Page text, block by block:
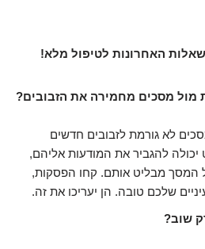
האחרונות לטיפול מלא!
מסכים מחמירה את הזבובים?
לא גורמת לזבובים חדשים
להגביר את המודעות אליהם,
המסך מבליט אותם. קחו הפסקות,
שלכם טובה. הן יעריכו את זה.
שוב?